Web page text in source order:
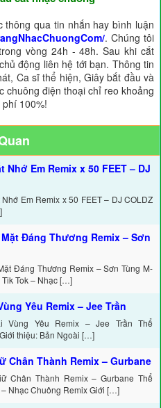
qua tin nhắn hay bình luận
. Chúng tôi
vòng 24h - 48h. Sau khi cắt
động liên hệ tới bạn. Thông tin
Ca sĩ thể hiện, Giây bắt đầu và
chuông điện thoại chỉ reo khoảng
100%!
Nhớ Em Remix x 50 FEET – DJ
Em Remix x 50 FEET – DJ COLDZ
Đáng Thương Remix – Sơn
Đáng Thương Remix – Sơn Tùng M-
Tok – Nhạc […]
Yêu Remix – Jee Trần
Vùng Yêu Remix – Jee Trần Thể
thiệu: Bản Ngoài […]
Chân Thành Remix – Gurbane
Chân Thành Remix – Gurbane Thể
Nhạc Chuông Remix Giới […]